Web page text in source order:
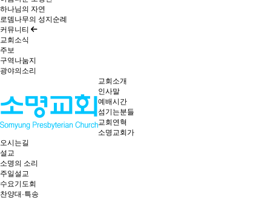
하나님의 자연
로뎀나무의 성지순례
커뮤니티
교회소식
주보
구역나눔지
광야의소리
교회소개
인사말
예배시간
섬기는분들
교회연혁
소명교회가
오시는길
설교
소명의 소리
주일설교
수요기도회
찬양대·특송